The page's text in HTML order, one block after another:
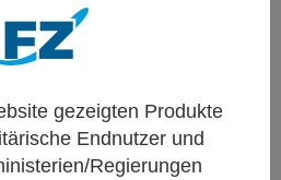
Raketentypen, die für
sind, erweitern
Plattform.
gezeigten Produkte
Endnutzer und
Regierungen